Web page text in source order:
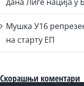
Мушка У16
на старту ЕП
Скорашњи коментари